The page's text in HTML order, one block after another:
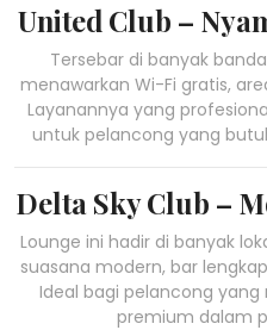
United Club –
Tersebar di banyak
menawarkan Wi-Fi gratis,
Layanannya yang
untuk pelancong yang
Delta Sky Club –
Lounge ini hadir di banyak
suasana modern, bar
Ideal bagi pelancong
premium dalam